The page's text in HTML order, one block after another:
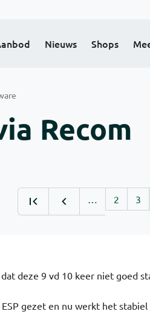
Nieuws Shops
Recom
… 2 3
deze 9 vd 10 keer niet goed
gezet en nu werkt het